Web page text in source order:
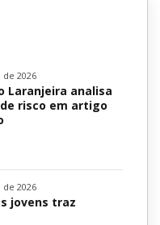
2026
Laranjeira analisa
risco em artigo
2026
jovens traz